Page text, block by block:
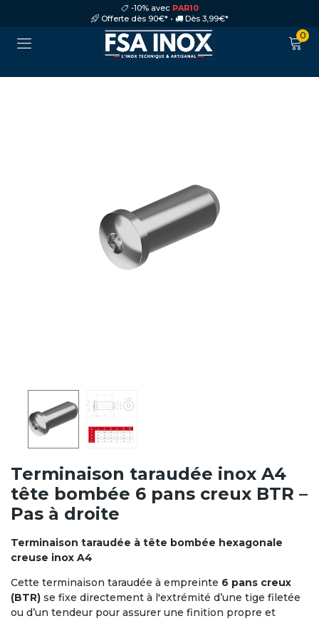
-10% avec PAR10
Offerte dès 90€* •
Dès 3,99€*
0
Terminaison taraudée inox A4
tête bombée 6 pans creux BTR –
Pas à droite
Terminaison taraudée à tête bombée hexagonale
creuse inox A4
Cette terminaison taraudée à empreinte 6 pans creux
(BTR) se fixe directement à l'extrémité d’une tige filetée
ou d’un tendeur pour assurer une finition propre et